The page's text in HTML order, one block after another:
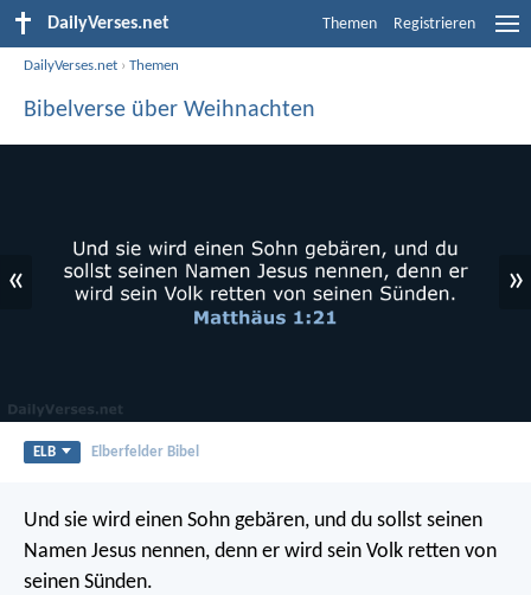
DailyVerses.net Themen Registrieren
DailyVerses.net ›Themen
Bibelverse über Weihnachten
« »
ELB Elberfelder Bibel
Und sie wird einen Sohn gebären, und du sollst seinen
Namen Jesus nennen, denn er wird sein Volk retten von
seinen Sünden.